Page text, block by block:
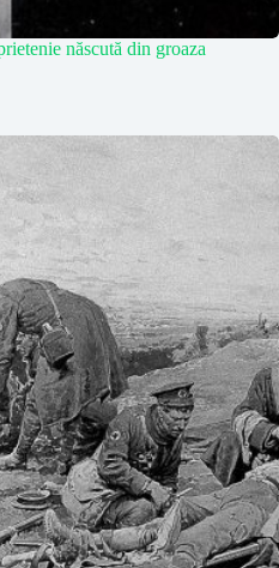
născută din groaza